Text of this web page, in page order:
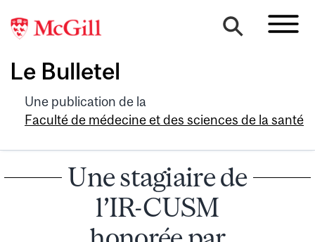
Le Bulletel
Une publication de la
Faculté de médecine et des sciences de la santé
Une stagiaire de
l’IR-CUSM